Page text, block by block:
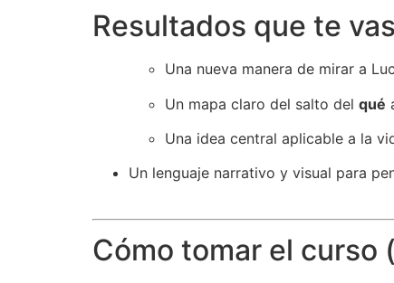
Resultados que te
Una nueva manera de mirar a
Un mapa claro del salto del qué
Una idea central aplicable a la
Un lenguaje narrativo y visual para
Cómo tomar el curso